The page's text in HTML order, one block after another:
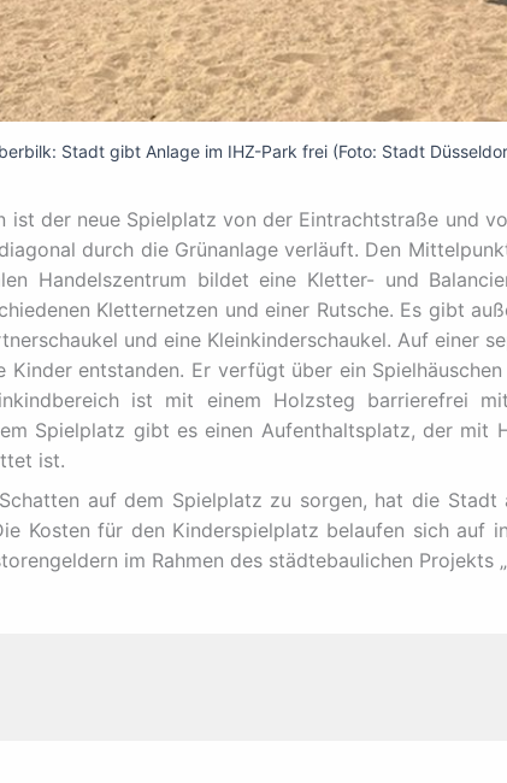
Stadt gibt Anlage im IHZ-Park frei (Foto: Stadt
ist der neue Spielplatz von der Eintrachtstraße und
durch die Grünanlage verläuft. Den
Handelszentrum bildet eine Kletter- und
Kletternetzen und einer Rutsche. Es gibt
und eine Kleinkinderschaukel. Auf einer
Kinder entstanden. Er verfügt über ein
ist mit einem Holzsteg barrierefrei
Spielplatz gibt es einen Aufenthaltsplatz, der mit
ist.
auf dem Spielplatz zu sorgen, hat die Stadt
Kosten für den Kinderspielplatz belaufen sich auf
im Rahmen des städtebaulichen Projekts